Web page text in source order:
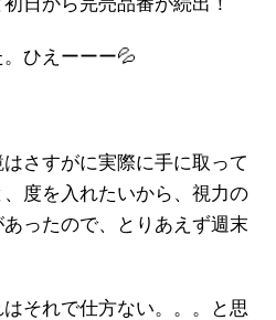
ひえーーー💦
さすがに実際に手に取って
度を入れたいから、視力の
ったので、とりあえず週末
それで仕方ない。。。と思